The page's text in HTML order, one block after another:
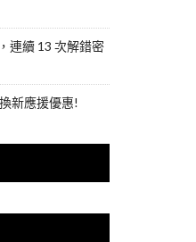
連續 13 次解錯密
新應援優惠!